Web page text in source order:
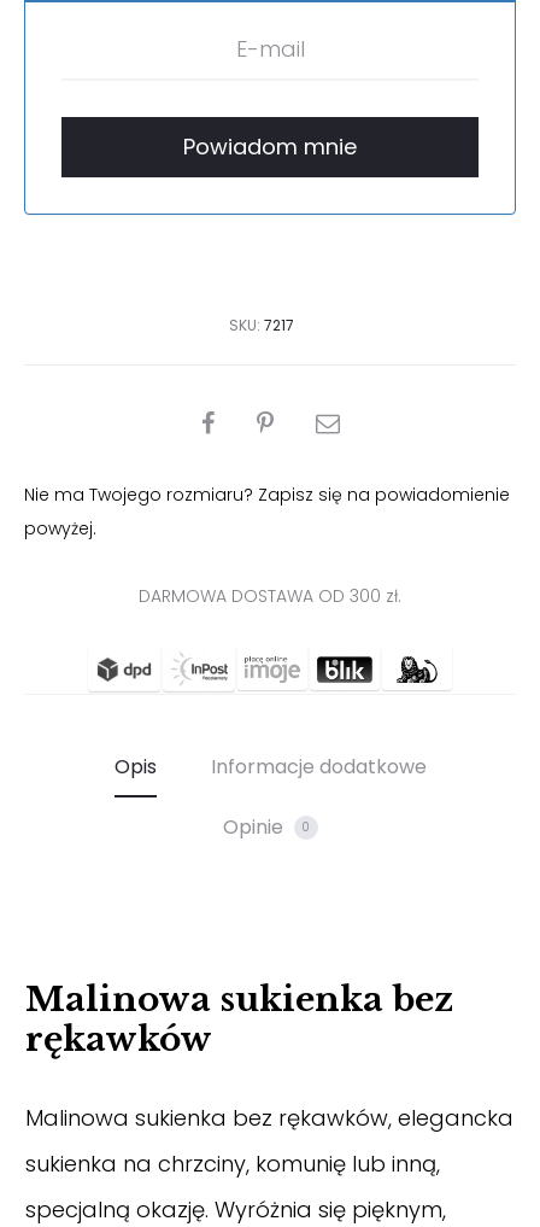
SKU: 7217
PODZIEL
Nie ma Twojego rozmiaru? Zapisz się na powiadomienie
powyżej.
DARMOWA DOSTAWA OD 300 zł.
Opis Informacje dodatkowe
Opinie 0
Malinowa sukienka bez
rękawków
Malinowa sukienka bez rękawków, elegancka
sukienka na chrzciny, komunię lub inną,
specjalną okazję. Wyróżnia się pięknym,